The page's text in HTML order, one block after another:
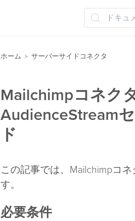
ドキュ
ホーム > サーバーサイドコネクタ
Mailchimpコネク
AudienceStream
ド
この記事では、Mailchimpコ
す。
必要条件